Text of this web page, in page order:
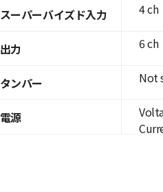
スーパーバイズド入力
出力
タンパー
電源
4 ch
6 ch
Not